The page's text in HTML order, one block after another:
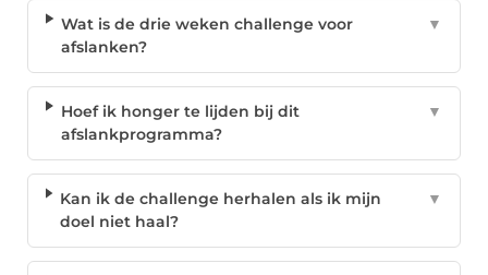
Wat is de drie weken challenge voor
afslanken?
▼
Hoef ik honger te lijden bij dit
afslankprogramma?
▼
Kan ik de challenge herhalen als ik mijn
doel niet haal?
▼